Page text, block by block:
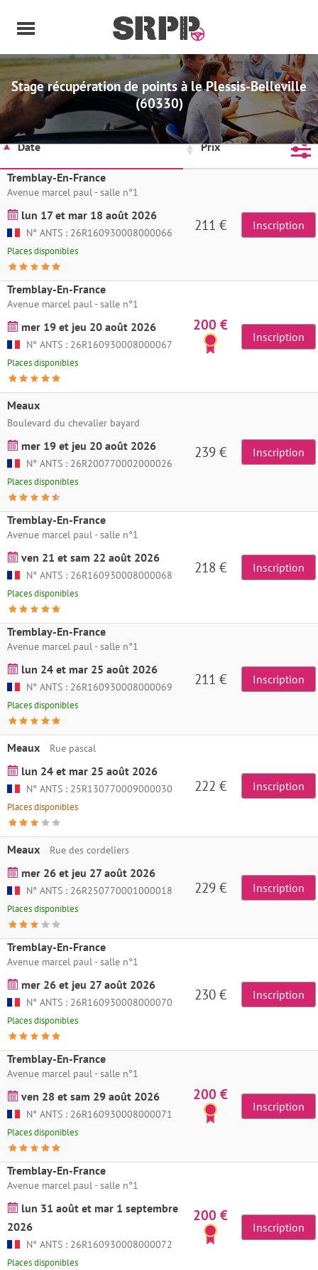
Stage récupération de points à le Plessis-Belleville
(60330)
Date Prix
Tremblay-En-France
Avenue marcel paul - salle n°1
lun 17 et mar 18 août 2026
N° ANTS : 26R160930008000066
Places disponibles
211 € Inscription
Tremblay-En-France
Avenue marcel paul - salle n°1
mer 19 et jeu 20 août 2026
N° ANTS : 26R160930008000067
Places disponibles
200 €
Inscription
Meaux
Boulevard du chevalier bayard
mer 19 et jeu 20 août 2026
N° ANTS : 26R200770002000026
Places disponibles
239 € Inscription
Tremblay-En-France
Avenue marcel paul - salle n°1
ven 21 et sam 22 août 2026
N° ANTS : 26R160930008000068
Places disponibles
218 € Inscription
Tremblay-En-France
Avenue marcel paul - salle n°1
lun 24 et mar 25 août 2026
N° ANTS : 26R160930008000069
Places disponibles
211 € Inscription
Meaux Rue pascal
lun 24 et mar 25 août 2026
N° ANTS : 25R130770009000030
Places disponibles
222 € Inscription
Meaux Rue des cordeliers
mer 26 et jeu 27 août 2026
N° ANTS : 26R250770001000018
Places disponibles
229 € Inscription
Tremblay-En-France
Avenue marcel paul - salle n°1
mer 26 et jeu 27 août 2026
N° ANTS : 26R160930008000070
Places disponibles
230 € Inscription
Tremblay-En-France
Avenue marcel paul - salle n°1
ven 28 et sam 29 août 2026
N° ANTS : 26R160930008000071
Places disponibles
200 €
Inscription
Tremblay-En-France
Avenue marcel paul - salle n°1
lun 31 août et mar 1 septembre
2026
N° ANTS : 26R160930008000072
Places disponibles
200 €
Inscription